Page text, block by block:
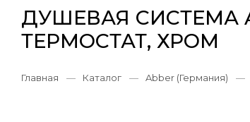
ДУШЕВАЯ СИСТЕМА
ТЕРМОСТАТ, ХРОМ
Главная — Каталог — Abber (Германия) —